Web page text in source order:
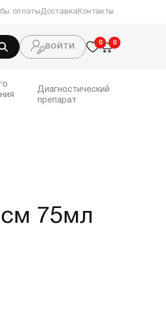
оплатыДоставкаКонтакты
ВОЙТИ
0 00
Диагностический
препарат
75мл